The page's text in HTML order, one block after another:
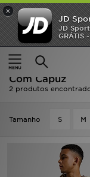
×
JD
JD
GRÁTIS
Página principal
Verde Jordan
Com Capuz
2 produtos
Tamanho S M
INÍCIO
Promoções
NOVIDADES